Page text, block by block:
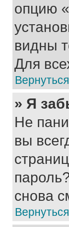
опцию
видны
Для
» Я
Не
вы
снова